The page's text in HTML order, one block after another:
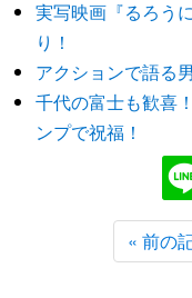
実写映画『るろう
り！
アクションで語る
千代の富士も歓喜
ンプで祝福！
« 前の